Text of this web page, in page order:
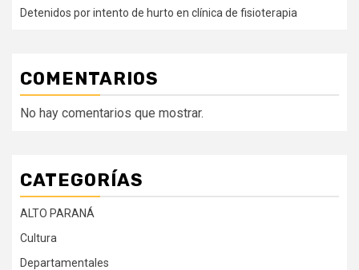
Detenidos por intento de hurto en clínica de fisioterapia
COMENTARIOS
No hay comentarios que mostrar.
CATEGORÍAS
ALTO PARANÁ
Cultura
Departamentales